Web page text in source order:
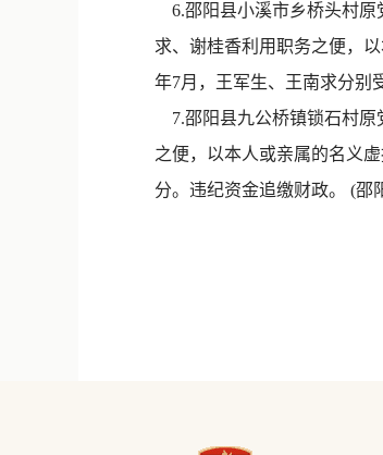
6.邵阳县小溪市乡桥头村原
求、谢桂香利用职务之便，
年7月，王军生、王南求分别
7.邵阳县九公桥镇锁石村原
之便，以本人或亲属的名义
分。违纪资金追缴财政。 (邵